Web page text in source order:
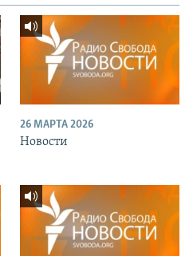
26 МАРТА 2026
Новости